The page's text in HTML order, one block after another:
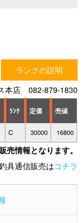
ランクの説明
本店 082-879-1830
ﾗﾝｸ 定価 売値
C 30000 16800
売情報となります。
具通信販売はコチラ